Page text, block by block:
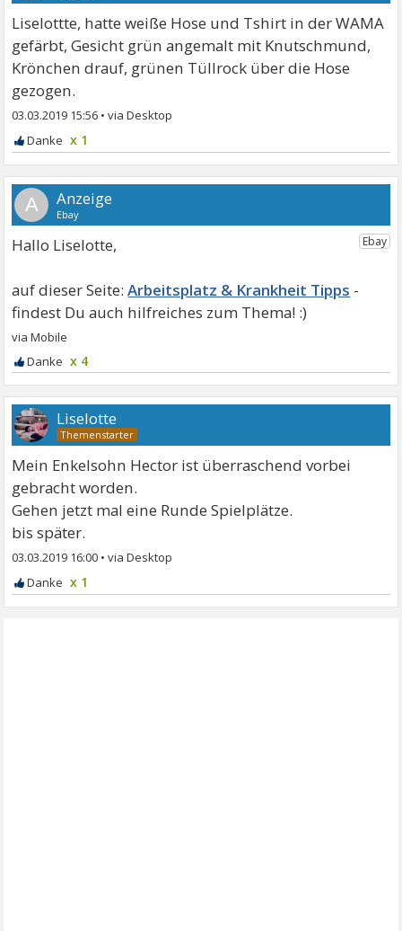
Liselottte, hatte weiße Hose und Tshirt in der WAMA
gefärbt, Gesicht grün angemalt mit Knutschmund,
Krönchen drauf, grünen Tüllrock über die Hose
gezogen.
03.03.2019 15:56 •
x 1
A
Hallo Liselotte,
Arbeitsplatz & Krankheit Tipps
x 4
Liselotte
Mein Enkelsohn Hector ist überraschend vorbei
gebracht worden.
Gehen jetzt mal eine Runde Spielplätze.
bis später.
03.03.2019 16:00 •
x 1